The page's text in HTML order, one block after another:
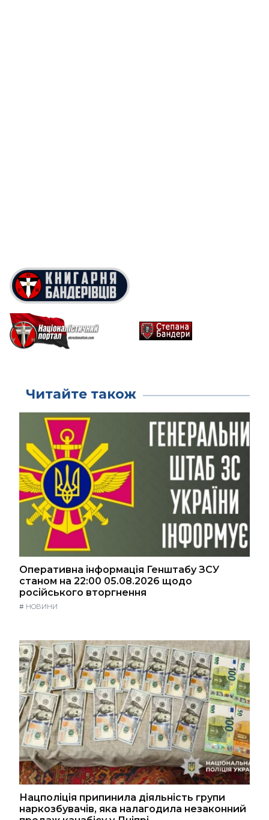
Читайте також
Оперативна інформація Генштабу ЗСУ
станом на 22:00 05.08.2026 щодо
російського вторгнення
# НОВИНИ
Нацполіція припинила діяльність групи
наркозбувачів, яка налагодила незаконний